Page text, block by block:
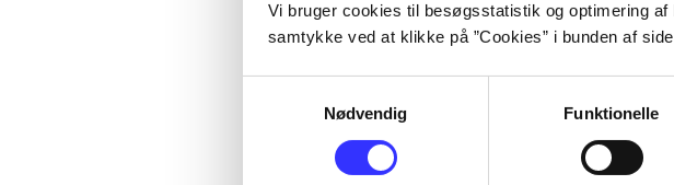
Vi bruger cookies til besøgsstatistik og optimering
samtykke ved at klikke på ”Cookies” i bunden af
Nødvendig
Funktionelle
...
...